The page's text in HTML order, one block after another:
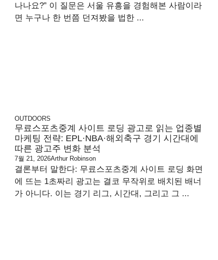
나나요?” 이 질문은 서울 유흥을 경험해본 사람이라
면 누구나 한 번쯤 던져봤을 법한 ...
OUTDOORS
무료스포츠중계 사이트 로딩 광고로 읽는 업종별
마케팅 전략: EPL·NBA·해외축구 경기 시간대에
따른 광고주 변화 분석
7월 21, 2026Arthur Robinson
결론부터 말한다: 무료스포츠중계 사이트 로딩 화면
에 뜨는 1초짜리 광고는 결코 무작위로 배치된 배너
가 아니다. 이는 경기 리그, 시간대, 그리고 그 ...